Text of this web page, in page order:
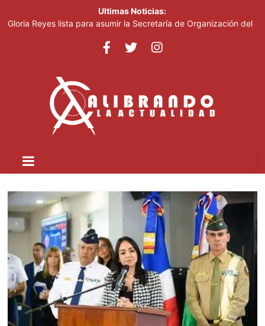
Ultimas Noticias:
Gloria Reyes lista para asumir la Secretaría de Organización del
Efemérides Patrias y el Instituto Duartiano en reunión solemne
Agente de la DIGESETT identifica a mujer reportada como
desaparecida tras encontrarla desorientada
Banreservas obtiene siete galardones en los Effie Awards
República Dominicana 2026